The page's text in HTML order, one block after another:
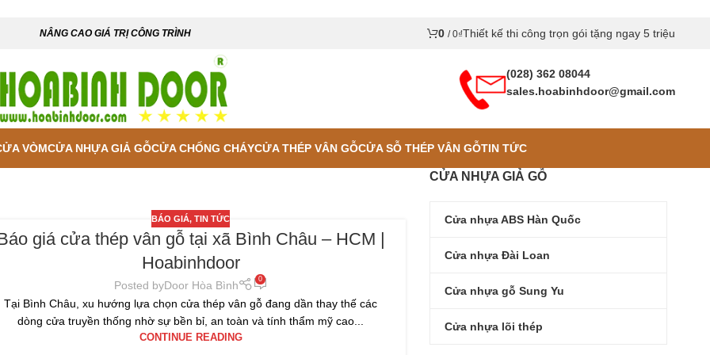
NÂNG CAO GIÁ TRỊ CÔNG TRÌNH 0 / 0₫Thiết kế thi công trọn gói tặng ngay 5 triệu
(028) 362 08044
sales.hoabinhdoor@gmail.com
VÒMCỬA NHỰA GIẢ GỖCỬA CHỐNG CHÁYCỬA THÉP VÂN GỖCỬA SỖ THÉP VÂN GỖTIN TỨC
BÁO GIÁ,TIN TỨC
giá cửa thép vân gỗ tại xã Bình Châu – HCM |
Hoabinhdoor
Posted byDoor Hòa Bình 0
Tại Bình Châu, xu hướng lựa chọn cửa thép vân gỗ đang dần thay thế các
dòng cửa truyền thống nhờ sự bền bỉ, an toàn và tính thẩm mỹ cao...
CONTINUE READING
CỬA NHỰA GIẢ GỖ
Cửa nhựa ABS Hàn Quốc
Cửa nhựa Đài Loan
Cửa nhựa gỗ Sung Yu
Cửa nhựa lõi thép